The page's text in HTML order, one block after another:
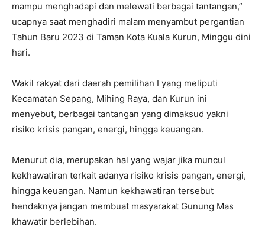
mampu menghadapi dan melewati berbagai tantangan,”
ucapnya saat menghadiri malam menyambut pergantian
Tahun Baru 2023 di Taman Kota Kuala Kurun, Minggu dini
hari.
Wakil rakyat dari daerah pemilihan I yang meliputi
Kecamatan Sepang, Mihing Raya, dan Kurun ini
menyebut, berbagai tantangan yang dimaksud yakni
risiko krisis pangan, energi, hingga keuangan.
Menurut dia, merupakan hal yang wajar jika muncul
kekhawatiran terkait adanya risiko krisis pangan, energi,
hingga keuangan. Namun kekhawatiran tersebut
hendaknya jangan membuat masyarakat Gunung Mas
khawatir berlebihan.